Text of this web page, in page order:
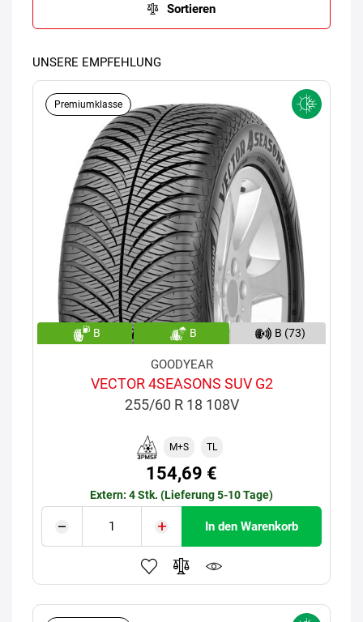
Sortieren
UNSERE EMPFEHLUNG
Premiumklasse
B B B (73)
GOODYEAR
VECTOR 4SEASONS SUV G2
255/60 R 18 108V
M+S TL
154,69 €
Extern: 4 Stk. (Lieferung 5-10 Tage)
In den Warenkorb